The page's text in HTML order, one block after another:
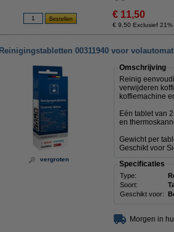
€ 11,50
€ 9,50 Exclusief 21%
Reinigingstabletten 00311940 voor
vergroten
Omschrijving
Reinig
verwijderen
koffiemachine
Eén tablet van
en
Gewicht per
Geschikt voor
Specificaties
Type:
Soort:
Geschikt voor:
Morgen in